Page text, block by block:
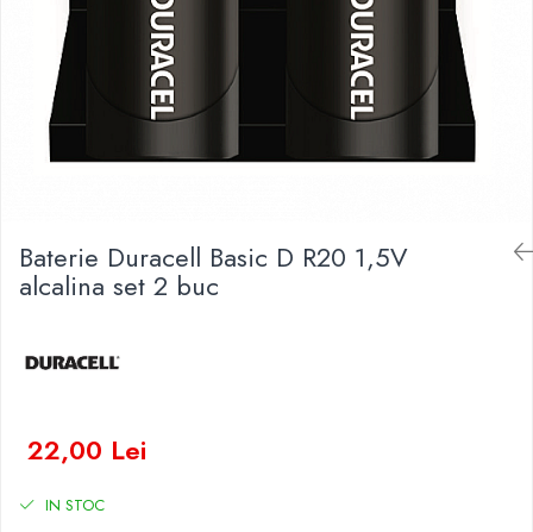
Becuri LED
Aplice LED
Lanterne
Lampi
Kit-uri vlogging
Prelungitoare
Stabilizatoare tensiune
Diverse gadgeturi
Accesorii auto
Roboti pornire
Baterii Zinc-Aer
Baterie Duracell Basic D R20 1,5V
alcalina set 2 buc
22,00 Lei
IN STOC